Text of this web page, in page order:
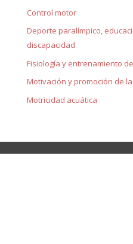
Control motor
Deporte paralímpico,
discapacidad
Fisiología y entrenamiento
Motivación y promoción de
Motricidad acuática